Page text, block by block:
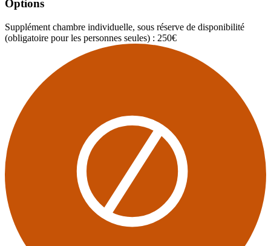
Options
Supplément chambre individuelle, sous réserve de disponibilité
(obligatoire pour les personnes seules) : 250€